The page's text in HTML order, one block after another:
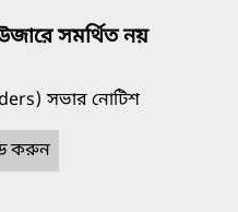
সমর্থিত নয়
সভার নোটিশ
করুন